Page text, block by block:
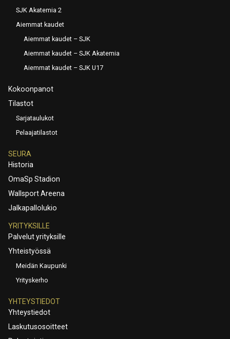
SJK Akatemia 2
Aiemmat kaudet
Aiemmat kaudet – SJK
Aiemmat kaudet – SJK Akatemia
Aiemmat kaudet – SJK U17
Kokoonpanot
Tilastot
Sarjataulukot
Pelaajatilastot
SEURA
Historia
OmaSp Stadion
Wallsport Areena
Jalkapallolukio
YRITYKSILLE
Palvelut yrityksille
Yhteistyössä
Meidän Kaupunki
Yrityskerho
YHTEYSTIEDOT
Yhteystiedot
Laskutusosoitteet